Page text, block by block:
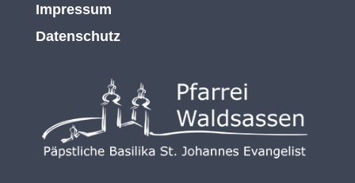
Impressum
Datenschutz